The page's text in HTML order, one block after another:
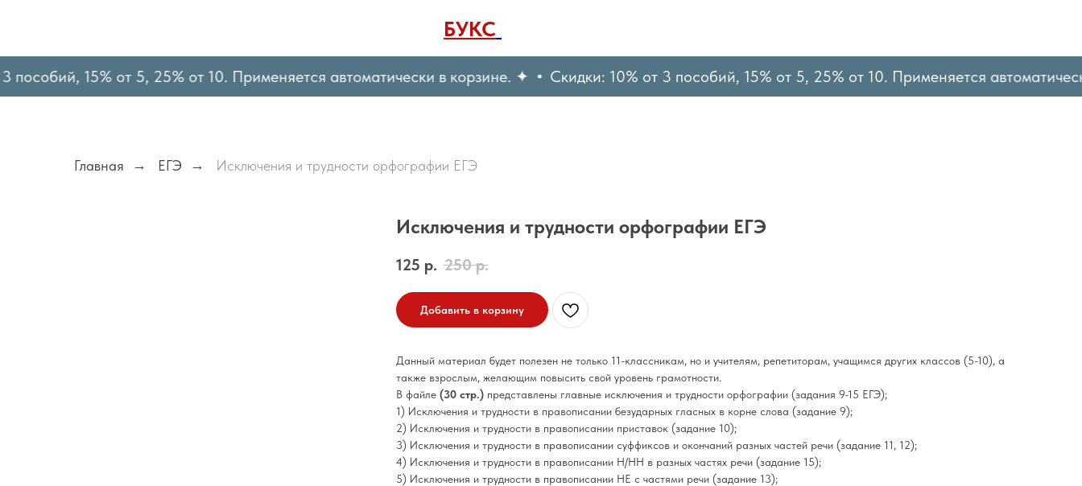
БУКС
15% от 5, 25% от 10. Применяется автоматически в корзине. ✦ Скидки: 10% от 3 пособий, 15% от 5, 25% от 10. Применяется
Главная → ЕГЭ → Исключения и трудности орфографии ЕГЭ
Исключения и трудности орфографии ЕГЭ
125 р. 250 р.
Добавить в корзину
Данный материал будет полезен не только 11-классникам, но и учителям, репетиторам, учащимся других классов (5-10), а
также взрослым, желающим повысить свой уровень грамотности.
В файле (30 стр.) представлены главные исключения и трудности орфографии (задания 9-15 ЕГЭ);
1) Исключения и трудности в правописании безударных гласных в корне слова (задание 9);
2) Исключения и трудности в правописании приставок (задание 10);
3) Исключения и трудности в правописании суффиксов и окончаний разных частей речи (задание 11, 12);
4) Исключения и трудности в правописании Н/НН в разных частях речи (задание 15);
5) Исключения и трудности в правописании НЕ с частями речи (задание 13);